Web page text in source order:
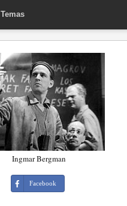
Temas
Ingmar Bergman
Facebook